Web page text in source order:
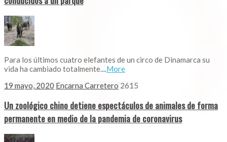
Para los últimos cuatro elefantes de un circo de Dinamarca su
vida ha cambiado totalmente....More
19 mayo, 2020 Encarna Carretero 2615
Un zoológico chino detiene espectáculos de animales de forma
permanente en medio de la pandemia de coronavirus